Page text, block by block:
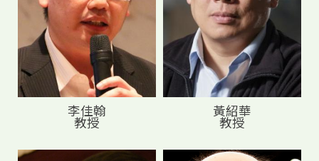
李佳翰
教授
黃紹華
教授